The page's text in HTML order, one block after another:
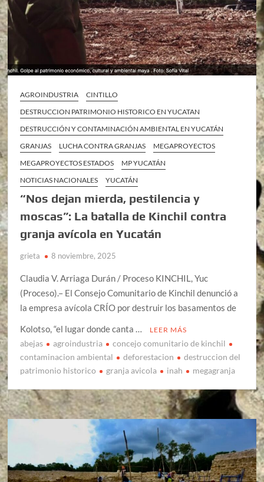
AGROINDUSTRIA
CINTILLO
DESTRUCCION PATRIMONIO HISTORICO EN YUCATAN
DESTRUCCIÓN Y CONTAMINACIÓN AMBIENTAL EN YUCATÁN
GRANJAS
LUCHA CONTRA GRANJAS
MEGAPROYECTOS
MEGAPROYECTOS ESTADOS
MP YUCATÁN
NOTICIAS NACIONALES
YUCATÁN
“Nos dejan mierda, pestilencia y
moscas”: La batalla de Kinchil contra
granja avícola en Yucatán
grieta 8 noviembre, 2025
Claudia V. Arriaga Durán / Proceso KINCHIL, Yuc
(Proceso).– El Consejo Comunitario de Kinchil denunció a
la empresa avícola CRÍO por destruir los basamentos de
Kolotso, “el lugar donde canta …
LEER MÁS
abejas agroindustria
concejo comunitario de kinchil
contaminacion ambiental
deforestacion
destruccion del
patrimonio historico
granja avicola inah megagranja